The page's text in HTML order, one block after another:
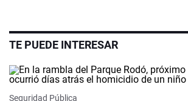
TE PUEDE INTERESAR
Seguridad Pública